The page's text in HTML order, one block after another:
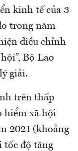
kinh tế của 3
trong năm
điều chỉnh
Bộ Lao
giải.
trên thấp
hiểm xã hội
2021 (khoảng
tốc độ tăng